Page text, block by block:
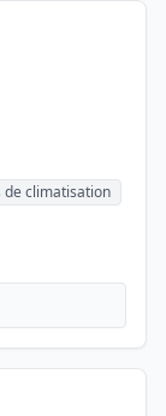
de climatisation